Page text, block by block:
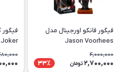
فیگور فانکو اورجینال مدل
Jason Voorhees
4,000,000
2,700,000 تومان 33٪
Joker